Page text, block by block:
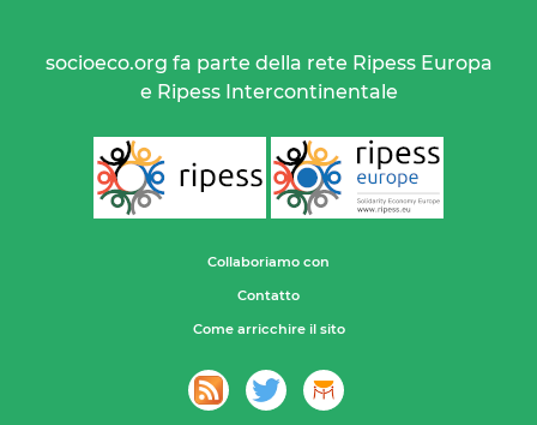
socioeco.org fa parte della rete Ripess Europa
e Ripess Intercontinentale
Collaboriamo con
Contatto
Come arricchire il sito